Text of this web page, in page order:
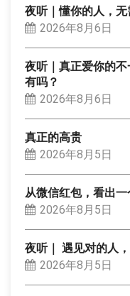
夜听｜懂你的人，
2026年8月6日
夜听｜真正爱你的
有吗？
2026年8月6日
真正的高贵
2026年8月5日
从微信红包，看出
2026年8月5日
夜听｜ 遇见对的人
2026年8月5日